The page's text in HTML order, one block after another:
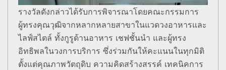
รางวัลดังกล่าวได้รับการพิจารณาโดยคณะกรรมการ
ผู้ทรงคุณวุฒิจากหลากหลายสาขาในแวดวงอาหารและ
ไลฟ์สไตล์ ทั้งกูรูด้านอาหาร เชฟชั้นนำ และผู้ทรง
อิทธิพลในวงการบริการ ซึ่งร่วมกันให้คะแนนในทุกมิติ
ตั้งแต่คุณภาพวัตถุดิบ ความคิดสร้างสรรค์ เทคนิคการ